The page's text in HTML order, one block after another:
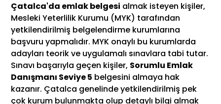
Çatalca'da emlak belgesi almak isteyen kişiler,
Mesleki Yeterlilik Kurumu (MYK) tarafından
yetkilendirilmiş belgelendirme kurumlarına
başvuru yapmalıdır. MYK onaylı bu kurumlarda
adayları teorik ve uygulamalı sınavlara tabi tutar.
Sınavı başarıyla geçen kişiler, Sorumlu Emlak
Danışmanı Seviye 5 belgesini almaya hak
kazanır. Çatalca genelinde yetkilendirilmiş pek
çok kurum bulunmakta olup detaylı bilgi almak